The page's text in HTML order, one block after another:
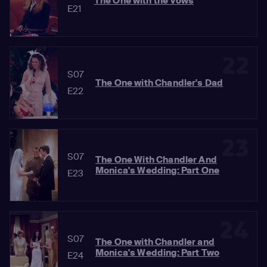
E21
S07
E22
The One with Chandler's Dad
S07
E23
The One With Chandler And
Monica's Wedding: Part One
S07
E24
The One with Chandler and
Monica's Wedding: Part Two